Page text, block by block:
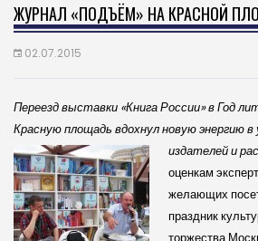
ЖУРНАЛ «ПОДЪЁМ» НА КРАСНОЙ
02.07.2015
Переезд выставки «Книга России» в Год
Красную площадь вдохнул новую энергию
издателей и
оценкам
желающих
праздник